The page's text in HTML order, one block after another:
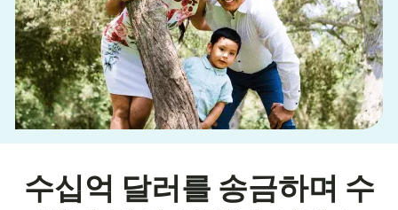
수십억 달러를 송금하며 수